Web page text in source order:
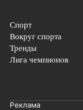
Спорт
Вокруг спорта
Тренды
Лига чемпионов
Реклама